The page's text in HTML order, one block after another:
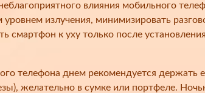
влияния мобильного
излучения, минимизировать
смартфон к уху только после
телефона днем рекомендуется
желательно в сумке или портфеле.